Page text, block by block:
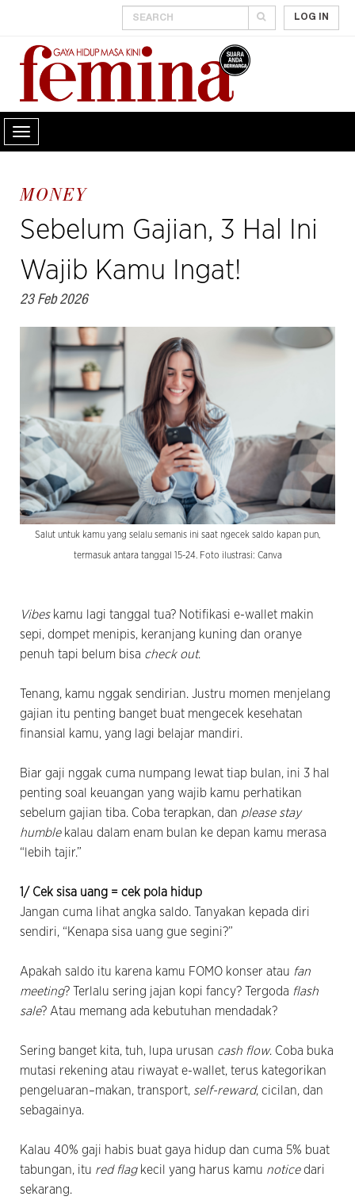
LOG IN
MONEY
Sebelum Gajian, 3 Hal Ini
Wajib Kamu Ingat!
23 Feb 2026
Salut untuk kamu yang selalu semanis ini saat ngecek saldo kapan pun,
termasuk antara tanggal 15-24. Foto ilustrasi: Canva
Vibes kamu lagi tanggal tua? Notifikasi e-wallet makin
sepi, dompet menipis, keranjang kuning dan oranye
penuh tapi belum bisa check out.
Tenang, kamu nggak sendirian. Justru momen menjelang
gajian itu penting banget buat mengecek kesehatan
finansial kamu, yang lagi belajar mandiri.
Biar gaji nggak cuma numpang lewat tiap bulan, ini 3 hal
penting soal keuangan yang wajib kamu perhatikan
sebelum gajian tiba. Coba terapkan, dan please stay
humblekalau dalam enam bulan ke depan kamu merasa
“lebih tajir.”
1/ Cek sisa uang = cek pola hidup
Jangan cuma lihat angka saldo. Tanyakan kepada diri
sendiri, “Kenapa sisa uang gue segini?”
Apakah saldo itu karena kamu FOMO konser atau fan
meeting? Terlalu sering jajan kopi fancy? Tergoda flash
sale? Atau memang ada kebutuhan mendadak?
Sering banget kita, tuh, lupa urusan cash flow. Coba buka
mutasi rekening atau riwayat e-wallet, terus kategorikan
pengeluaran–makan, transport, self-reward, cicilan, dan
sebagainya.
Kalau 40% gaji habis buat gaya hidup dan cuma 5% buat
tabungan, itu red flagkecil yang harus kamu noticedari
sekarang.